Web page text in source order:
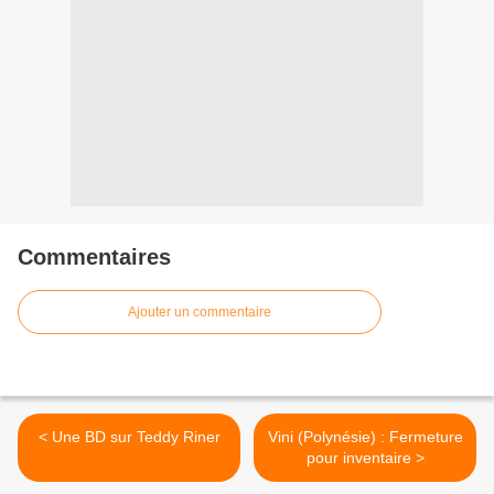
Commentaires
Ajouter un commentaire
< Une BD sur Teddy Riner
Vini (Polynésie) : Fermeture
pour inventaire >